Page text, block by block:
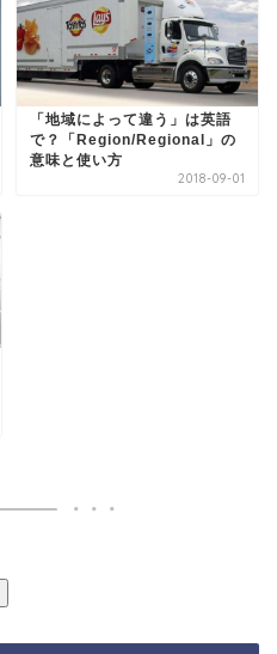
「地域によって違う」は英語
で？「Region/Regional」の
意味と使い方
2018-09-01